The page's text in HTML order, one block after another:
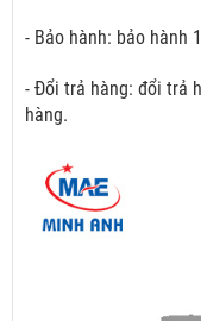
- Bảo hành: bảo hành
- Đổi trả hàng: đổi trả
hàng.